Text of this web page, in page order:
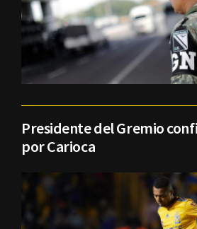
Presidente del Gremio
por Carioca